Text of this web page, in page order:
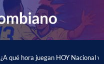
¿A qué hora juegan HOY Nacional